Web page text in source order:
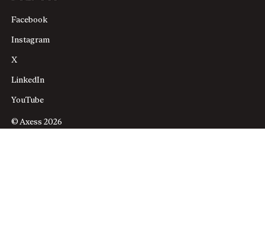
Facebook
Instagram
X
LinkedIn
YouTube
© Axess 2026